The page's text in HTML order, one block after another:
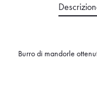
Burro di mandorle